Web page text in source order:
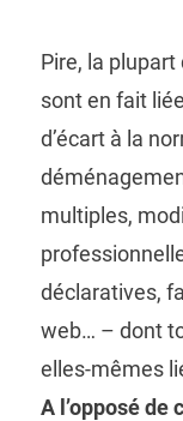
Pire, la
sont en fait
d’écart à la
multiples,
déclaratives,
web… – dont
elles-mêmes
A l’opposé de